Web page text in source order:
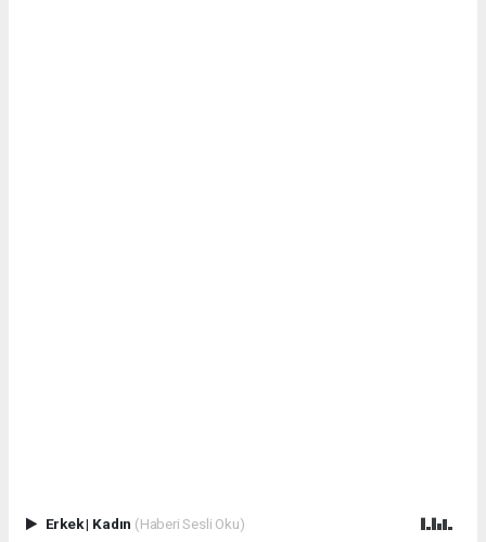
Erkek| Kadın (Haberi Sesli Oku)